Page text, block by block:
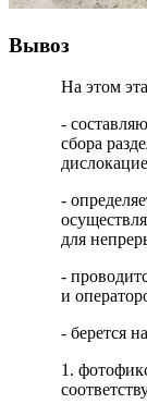
Вывоз
На этом
-
сбора
-
для
-
и
- берется
1.